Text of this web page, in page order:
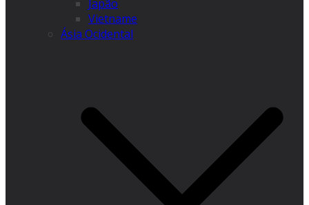
Japão
Vietname
Ásia Ocidental